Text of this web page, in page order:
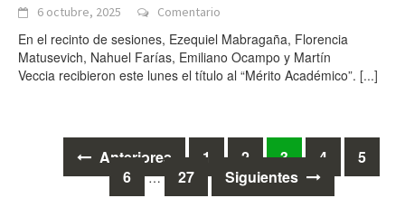
6 octubre, 2025 Comentario
En el recinto de sesiones, Ezequiel Mabragaña, Florencia
Matusevich, Nahuel Farías, Emiliano Ocampo y Martín
Veccia recibieron este lunes el título al “Mérito Académico”. [...]
Anteriores 1 2 3 4
5
6
… 27 Siguientes